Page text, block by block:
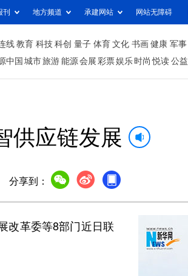
刊 地方频道 承建网站 网站无障碍
线 教育 科技 科创 量子 体育 文化 书画 健康 军事
中国 城市旅游 能源 会展 彩票娱乐 时尚 悦读 公益
供应链发展
分享到：
改革委等8部门近日联